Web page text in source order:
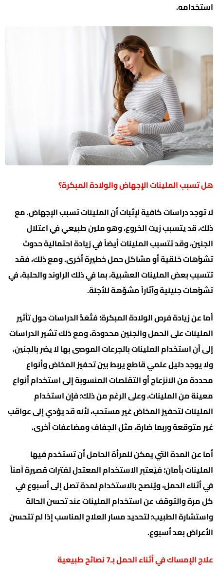
استخدامه.
هل تسبب الملينات الإجهاض والولادة المبكرة؟
لا توجد دراسات كافية لإثبات أن الملينات تسبب الإجهاض. مع
ذلك، قد يتسبب زيت الخروع، وهو ملين طبيعي في اعتلال
الجنين، وقد تتسبب الملينات أيضاً في زيادة احتمالية حدوث
تشوُّهات خلقية أو مشاكل حمل خطيرة أخرى. ومع ذلك، فقد
تتسبب بعض الملينات العشبية، بما في ذلك الراوند والحلبة، في
تشوُّهات جنينية وآثاراً مشوِّهة للأجنة.
أما عن زيادة فرص الولادة المبكرة؛ فتُعَدُّ الدراسات حول تأثير
الملينات على الحمل والجنين محدودة، ومع ذلك تشير الدراسات
إلى أن استخدام الملينات بالجرعات الموصى بها لا يضر بالجنين،
ولا يوجد دليل علمي قاطع يربط بين تحفيز المخاض وأنواع
محددة من الانزعاج أو التقلصات المنسوبة إلى استخدام أنواع
معينة من الملينات، وعلى الرغم من ذلك؛ فإن استخدام
الملينات لتحفيز المخاض غير مستحب، لأنه قد يؤدي إلى عواقب
غير متوقعة وربما ضارة، مثل الجفاف ومضاعفات أخرى.
أما عن المدة التي يمكن للمرأة الحامل أن تستخدم فيها
الملينات بأمان؛ فيُعتبر الاستخدام المعتدل لفترات قصيرة آمناً
في أثناء الحمل، ويُنصح بالاستخدام لمدة تصل إلى أسبوع في
كل مرة والتوقف عن استخدام الملينات عند تحسن الحالة
واستشارة الطبيب؛ لتحديد مسار العلاج المناسب إذا لم تتحسن
الأعراض بعد أسبوع.
علاج الإمساك في أثناء الحمل بـ7 نصائح طبيعية